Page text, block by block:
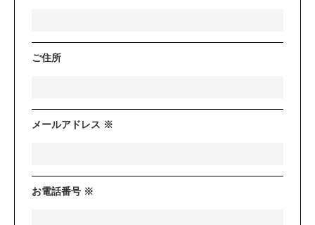
ご住所
メールアドレス ※
お電話番号 ※